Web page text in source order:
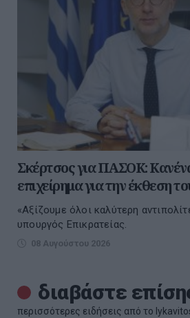
Σκέρτσος για ΠΑΣΟΚ:
επιχείρημα για την έκθεση
«Αξίζουμε όλοι καλύτερη
υπουργός Επικρατείας.
08 Αυγούστου 2026
διαβάστε
περισσότερες ειδήσεις από το